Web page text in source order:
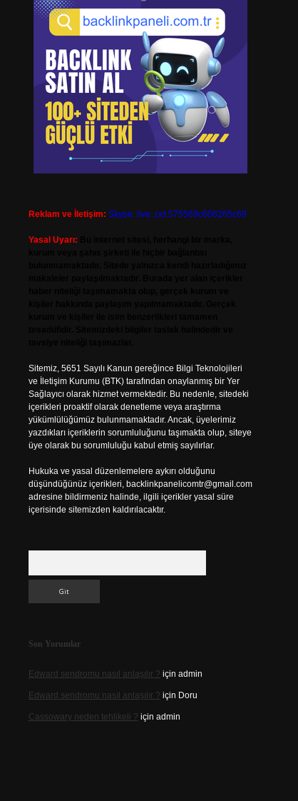
Reklam ve İletişim: Skype: live:.cid.575569c608265c69
Yasal Uyarı:
Sitemiz, 5651 Sayılı Kanun gereğince Bilgi Teknolojileri
ve İletişim Kurumu (BTK) tarafından onaylanmış bir Yer
Sağlayıcı olarak hizmet vermektedir. Bu nedenle, sitedeki
içerikleri proaktif olarak denetleme veya araştırma
yükümlülüğümüz bulunmamaktadır. Ancak, üyelerimiz
yazdıkları içeriklerin sorumluluğunu taşımakta olup, siteye
üye olarak bu sorumluluğu kabul etmiş sayılırlar.
Hukuka ve yasal düzenlemelere aykırı olduğunu
düşündüğünüz içerikleri, backlinkpanelicomtr@gmail.com
adresine bildirmeniz halinde, ilgili içerikler yasal süre
içerisinde sitemizden kaldırılacaktır.
Son Yorumlar
Edward sendromu nasıl anlaşılır ? için admin
Edward sendromu nasıl anlaşılır ? için Doru
Cassowary neden tehlikeli ? için admin